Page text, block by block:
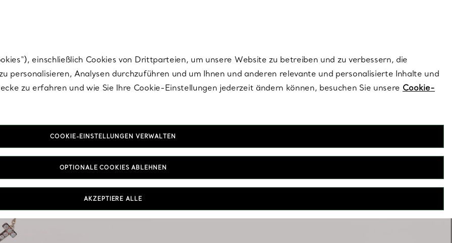
Halsketten zum Kombinieren
Warum sich mit nur einer Halskette zufriedengeben? Egal, ob Sie zwei, drei oder
mehr Designs auswählen, sie eignen sich alle perfekt, um einen lässigen Look zu
einschließlich Cookies von Drittparteien, um unsere Website zu betreiben und zu verbessern, die
personalisieren, Analysen durchzuführen und um Ihnen und anderen relevante und personalisierte Inhalte und
zu erfahren und wie Sie Ihre Cookie-Einstellungen jederzeit ändern können, besuchen Sie unsere Cookie-
COOKIE-EINSTELLUNGEN VERWALTEN
OPTIONALE COOKIES ABLEHNEN
AKZEPTIERE ALLE